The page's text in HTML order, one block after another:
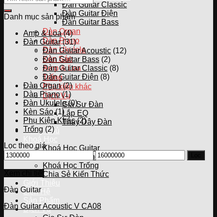
Đàn Guitar Classic
Đàn Guitar Điện
Đàn Guitar Bass
Đàn Organ
Dàn Piano
Đàn Ukulele
Kèn Sáo
Amp & Loa
Trống
Phụ kiện khác
Dịch Vụ
Gia Sư Đàn
Lắp EQ
Thay Dây Đàn
Trang Chủ
Khoá Học Guitar
Khoá Học Piano
Khoá Học Trống
Chia Sẻ Kiến Thức
Liên Hệ
Dịch Vụ
Danh mục sản phẩm
Amp & Loa (4)
Đàn Guitar (31)
Đàn Guitar Acoustic (12)
Đàn Guitar Bass (2)
Đàn Guitar Classic (8)
Đàn Guitar Điện (8)
Đàn Organ (2)
Dàn Piano (1)
Đàn Ukulele (0)
Kèn Sáo (1)
Phụ Kiện Khác (2)
Trống (2)
Lọc theo giá
Giá
thấp
nhất
Giá
cao
nhất
Đàn Guitar
Đàn Guitar Acoustic V CA08